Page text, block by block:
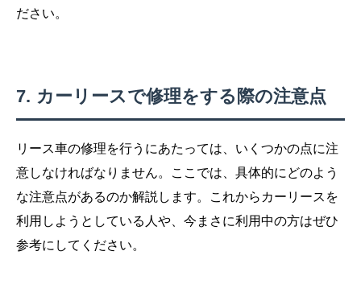
ださい。
カーリースで修理をする際の注意点
リース車の修理を行うにあたっては、いくつかの点に注
意しなければなりません。ここでは、具体的にどのよう
な注意点があるのか解説します。これからカーリースを
利用しようとしている人や、今まさに利用中の方はぜひ
参考にしてください。